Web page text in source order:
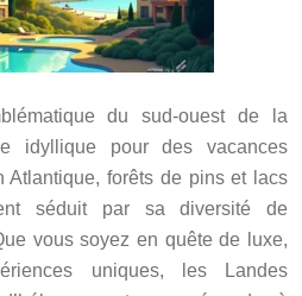
du sud-ouest de la
idyllique pour des vacances
Atlantique, forêts de pins et lacs
séduit par sa diversité de
vous soyez en quête de luxe,
uniques, les Landes